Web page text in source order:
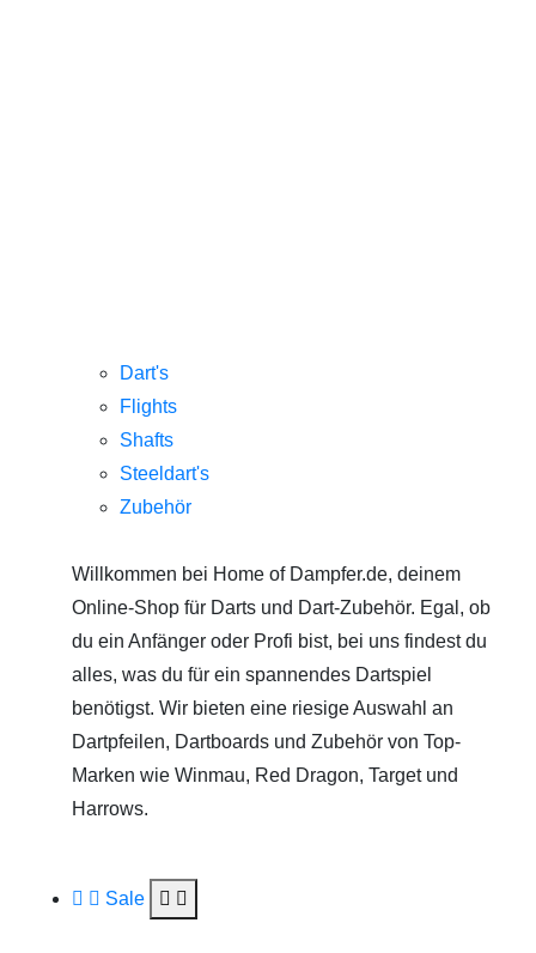
Dart's
Flights
Shafts
Steeldart's
Zubehör
Willkommen bei Home of Dampfer.de, deinem
Online-Shop für Darts und Dart-Zubehör. Egal, ob
du ein Anfänger oder Profi bist, bei uns findest du
alles, was du für ein spannendes Dartspiel
benötigst. Wir bieten eine riesige Auswahl an
Dartpfeilen, Dartboards und Zubehör von Top-
Marken wie Winmau, Red Dragon, Target und
Harrows.
Sale